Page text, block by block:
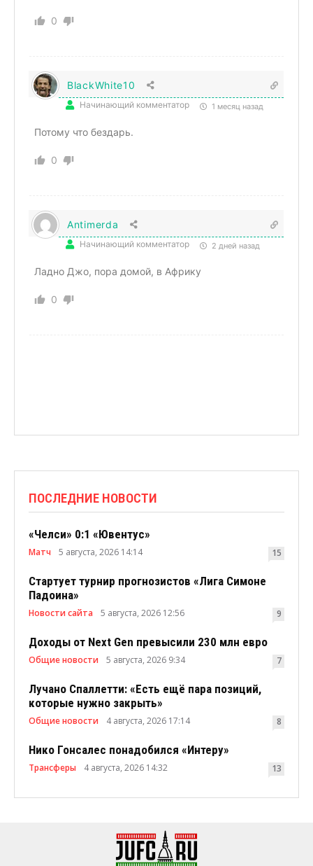
0
BlackWhite10
Начинающий комментатор 1 месяц назад
Потому что бездарь.
0
Antimerda
Начинающий комментатор 2 дней назад
Ладно Джо, пора домой, в Африку
0
ПОСЛЕДНИЕ НОВОСТИ
«Челси» 0:1 «Ювентус»
Матч 5 августа, 2026 14:14 15
Стартует турнир прогнозистов «Лига Симоне
Падоина»
Новости сайта 5 августа, 2026 12:56 9
Доходы от Next Gen превысили 230 млн евро
Общие новости 5 августа, 2026 9:34 7
Лучано Спаллетти: «Есть ещё пара позиций,
которые нужно закрыть»
Общие новости 4 августа, 2026 17:14 8
Нико Гонсалес понадобился «Интеру»
Трансферы 4 августа, 2026 14:32 13